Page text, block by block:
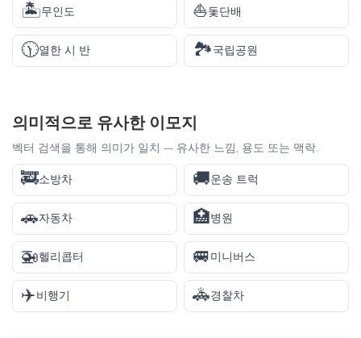
🏝️무인도 ⛵돛단배
🕦열한 시 반 🏞️국립공원
의미적으로 유사한 이모지
벡터 검색을 통해 의미가 일치 — 유사한 느낌, 용도 또는 맥락.
🚒소방차 🚚운송 트럭
🚗자동차 🏥병원
🚁헬리콥터 🚐미니버스
✈️비행기 🚓경찰차